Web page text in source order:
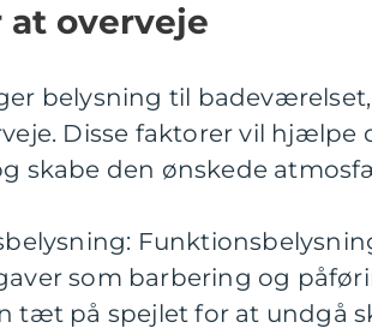
overveje
belysning til
Disse faktorer vil
skabe den ønskede
som barbering og
tæt på spejlet for at undgå